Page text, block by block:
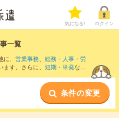
気になる! ログイン
一覧
、 営業事務、 総務・人事・労
す。さらに、 短期 ・ 単発など
条件の変更